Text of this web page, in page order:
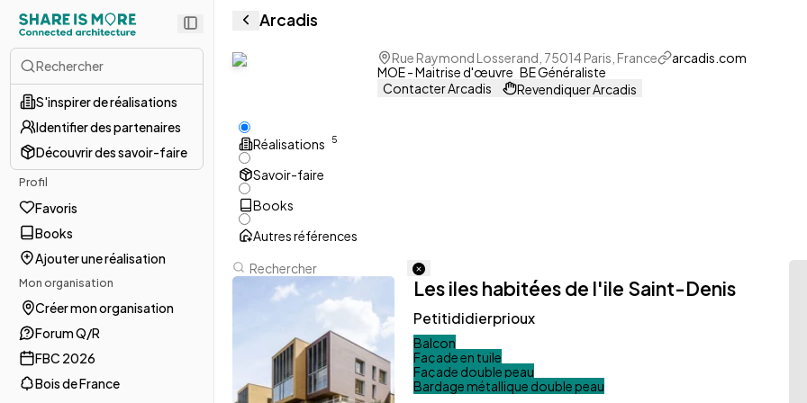
Rechercher
S'inspirer de réalisations
Identifier des partenaires
Découvrir des savoir-faire
Profil
Favoris
Books
Ajouter une réalisation
Mon organisation
Créer mon organisation
Forum Q/R
FBC 2026
Bois de France
Arcadis
Rue Raymond Losserand, 75014 Paris, France
arcadis.com
MOE - Maitrise d'œuvre BE Généraliste
Contacter Arcadis
Revendiquer Arcadis
Réalisations 5
Savoir-faire
Books
Autres références
Les iles habitées de l'ile Saint-Denis
Petitididierprioux
Balcon
Façade en tuile
Façade double peau
Bardage métallique double peau